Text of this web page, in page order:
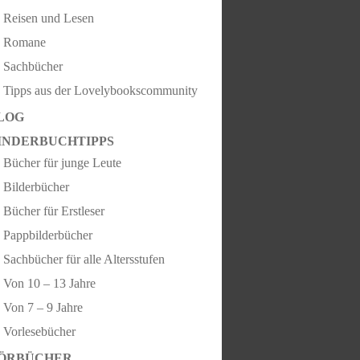
Reisen und Lesen
Romane
Sachbücher
Tipps aus der Lovelybookscommunity
Bücher für junge Leute
Bilderbücher
Bücher für Erstleser
Pappbilderbücher
Sachbücher für alle Altersstufen
Von 10 – 13 Jahre
Von 7 – 9 Jahre
Vorlesebücher